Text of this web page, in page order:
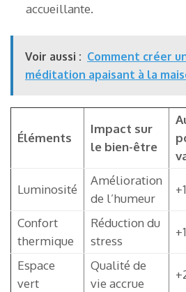
accueillante.
Voir aussi : Comment créer
méditation apaisant à la
Éléments
Impact sur
le bien-être
Luminosité
Amélioration
de l’humeur
Confort
thermique
Réduction du
stress
Espace
vert
Qualité de
vie accrue